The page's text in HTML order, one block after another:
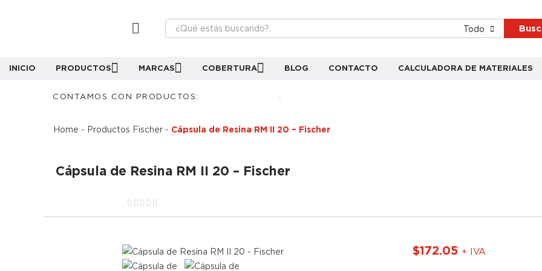
Todo
INICIO PRODUCTOS MARCAS COBERTURA BLOG CONTACTO CALCULADORA DE MATERIALES
CONTAMOS CON PRODUCTOS:
Home - Productos Fischer - Cápsula de Resina RM II 20 – Fischer
Cápsula de Resina RM II 20 – Fischer
$172.05 + IVA